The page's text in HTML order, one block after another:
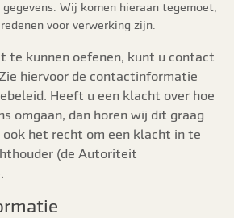
Wij komen hieraan tegemoet,
voor verwerking zijn.
te kunnen oefenen, kunt u contact
hiervoor de contactinformatie
Heeft u een klacht over hoe
omgaan, dan horen wij dit graag
ook het recht om een klacht in te
(de Autoriteit